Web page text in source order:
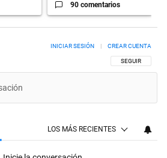
90 comentarios
SIGA ESTA
SEGUIR
INICIAR SESIÓN CREAR CUENTA
LOS MÁS RECIENTES